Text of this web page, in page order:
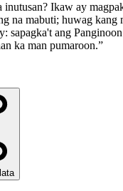
Ikaw ay
na mabuti; huwag kang
sapagka't ang
ka man pumaroon.”